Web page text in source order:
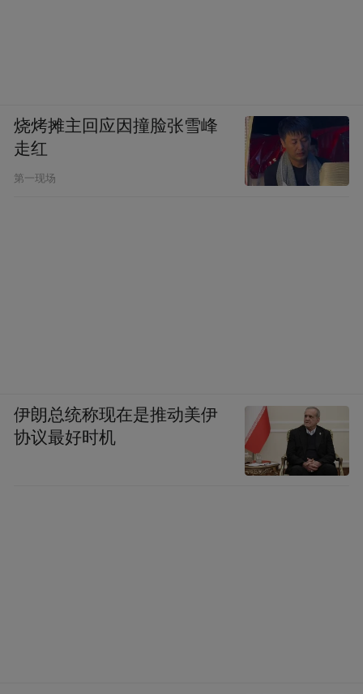
东子目前身背的合同是2021年提前续约的5年
2.07亿，还剩下赛季4427万以及26-27赛季带
球员选项的4712万没有履行；
烧烤摊主回应因撞脸张雪峰
走红
第一现场
伊朗总统称现在是推动美伊
协议最好时机